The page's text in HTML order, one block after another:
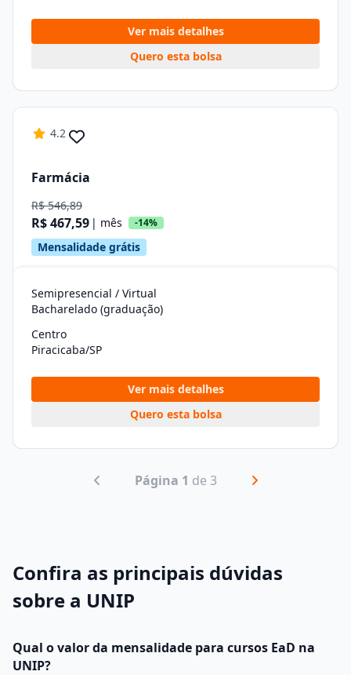
Ver mais detalhes
Quero esta bolsa
4.2
Farmácia
R$ 546,89
R$ 467,59 | mês -14%
Mensalidade grátis
Semipresencial / Virtual
Bacharelado (graduação)
Centro
Piracicaba/SP
Ver mais detalhes
Quero esta bolsa
Página 1 de 3
Confira as principais dúvidas
sobre a UNIP
Qual o valor da mensalidade para cursos EaD na
UNIP?